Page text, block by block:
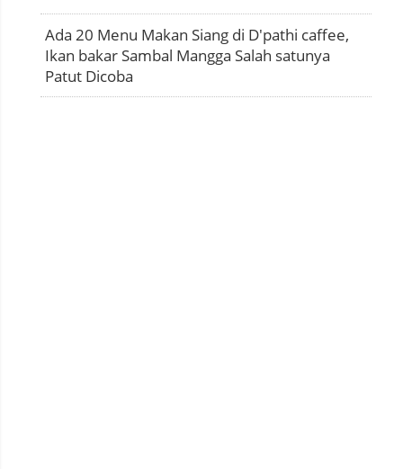
Ada 20 Menu Makan Siang di D'pathi caffee,
Ikan bakar Sambal Mangga Salah satunya
Patut Dicoba